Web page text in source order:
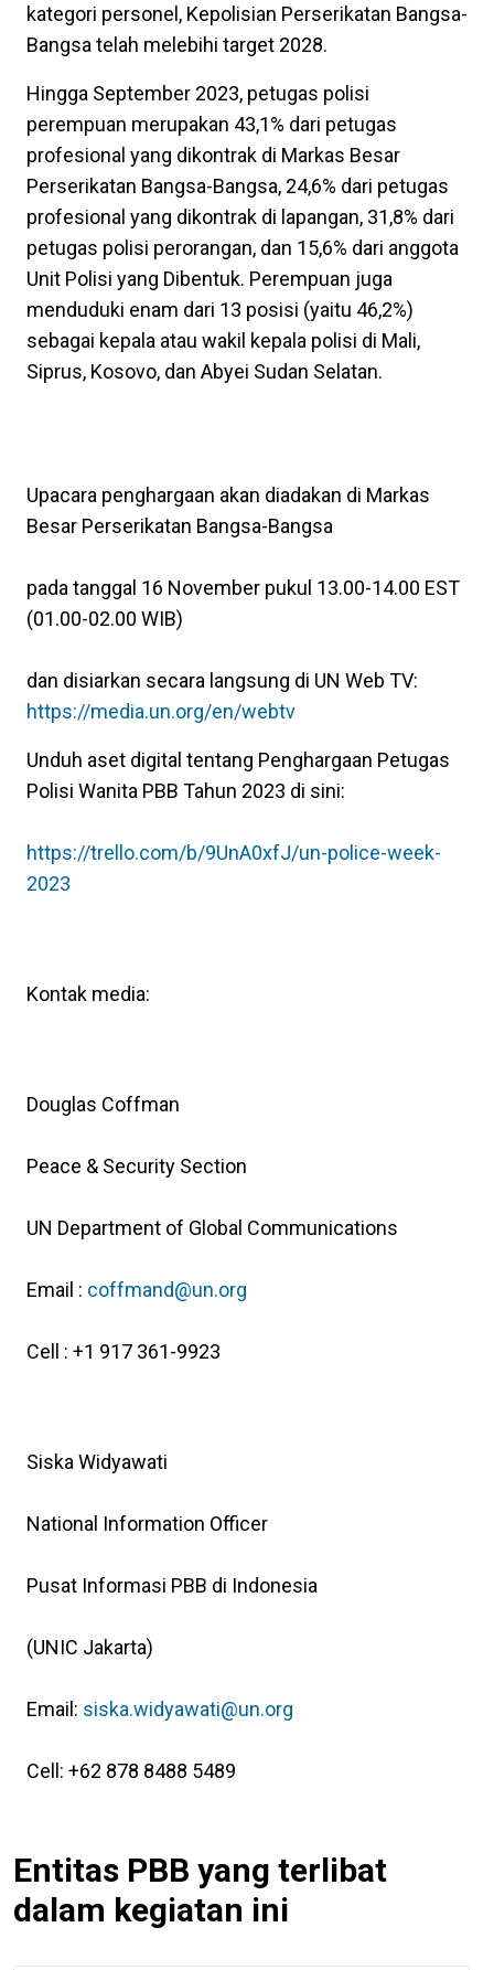
kategori personel, Kepolisian Perserikatan Bangsa-
Bangsa telah melebihi target 2028.
Hingga September 2023, petugas polisi
perempuan merupakan 43,1% dari petugas
profesional yang dikontrak di Markas Besar
Perserikatan Bangsa-Bangsa, 24,6% dari petugas
profesional yang dikontrak di lapangan, 31,8% dari
petugas polisi perorangan, dan 15,6% dari anggota
Unit Polisi yang Dibentuk. Perempuan juga
menduduki enam dari 13 posisi (yaitu 46,2%)
sebagai kepala atau wakil kepala polisi di Mali,
Siprus, Kosovo, dan Abyei Sudan Selatan.
Upacara penghargaan akan diadakan di Markas
Besar Perserikatan Bangsa-Bangsa
pada tanggal 16 November pukul 13.00-14.00 EST
(01.00-02.00 WIB)
dan disiarkan secara langsung di UN Web TV:
https://media.un.org/en/webtv
Unduh aset digital tentang Penghargaan Petugas
Polisi Wanita PBB Tahun 2023 di sini:
https://trello.com/b/9UnA0xfJ/un-police-week-
2023
Kontak media:
Douglas Coffman
Peace & Security Section
UN Department of Global Communications
Email : coffmand@un.org
Cell : +1 917 361-9923
Siska Widyawati
National Information Officer
Pusat Informasi PBB di Indonesia
(UNIC Jakarta)
Email: siska.widyawati@un.org
Cell: +62 878 8488 5489
Entitas PBB yang terlibat
dalam kegiatan ini